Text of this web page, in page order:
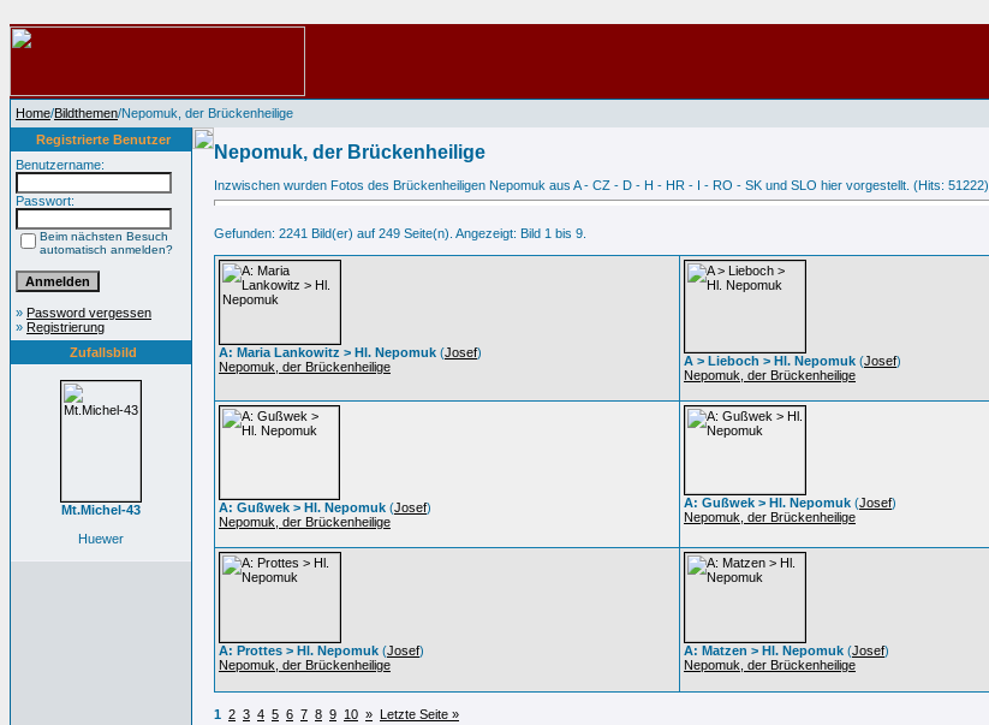
Home/Bildthemen/Nepomuk, der Brückenheilige
Registrierte Benutzer
Benutzername:
Passwort:
Beim nächsten Besuch
automatisch anmelden?
» Password vergessen
» Registrierung
Zufallsbild
Mt.Michel-43
Huewer
Nepomuk, der Brückenheilige
Inzwischen wurden Fotos des Brückenheiligen Nepomuk aus A - CZ - D - H - HR - I - RO - SK und SLO hier vorgestellt. (Hits: 51222)
Gefunden: 2241 Bild(er) auf 249 Seite(n). Angezeigt: Bild 1 bis 9.
A: Maria Lankowitz > Hl. Nepomuk (Josef)
Nepomuk, der Brückenheilige
A > Lieboch > Hl. Nepomuk (Josef)
Nepomuk, der Brückenheilige
A: Gußwek > Hl. Nepomuk (Josef)
Nepomuk, der Brückenheilige
A: Gußwek > Hl. Nepomuk (Josef)
Nepomuk, der Brückenheilige
A: Prottes > Hl. Nepomuk (Josef)
Nepomuk, der Brückenheilige
A: Matzen > Hl. Nepomuk (Josef)
Nepomuk, der Brückenheilige
1 2 3 4 5 6 7 8 9 10 » Letzte Seite »